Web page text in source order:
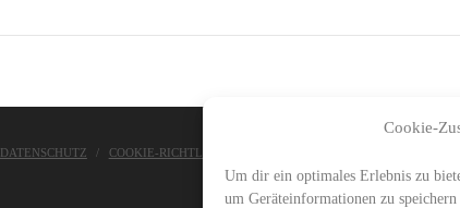
Cookie-
Um dir ein optimales Erlebnis zu
um Geräteinformationen zu
DATENSCHUTZ COOKIE-RICHTLINIE